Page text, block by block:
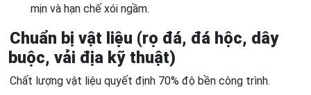
mịn và hạn chế xói ngầm.
Chuẩn bị vật liệu (rọ đá, đá hộc, dây
buộc, vải địa kỹ thuật)
Chất lượng vật liệu quyết định 70% độ bền công trình.